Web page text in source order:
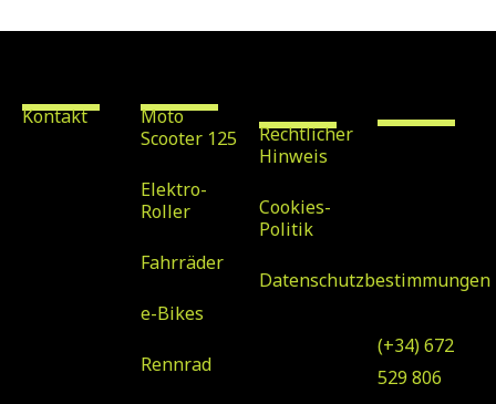
Kontakt
Moto
Scooter 125
Elektro-
Roller
Fahrräder
e-Bikes
Rennrad
Rechtlicher
Hinweis
Cookies-
Politik
Datenschutzbestimmungen
Bartolomé
(+34) 672
529 806